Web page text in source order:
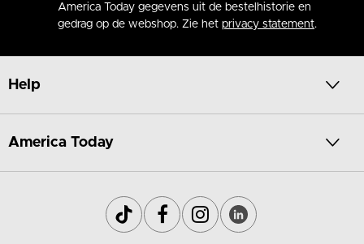
America Today gegevens uit de bestelhistorie en
gedrag op de webshop. Zie het privacy statement.
Help
America Today